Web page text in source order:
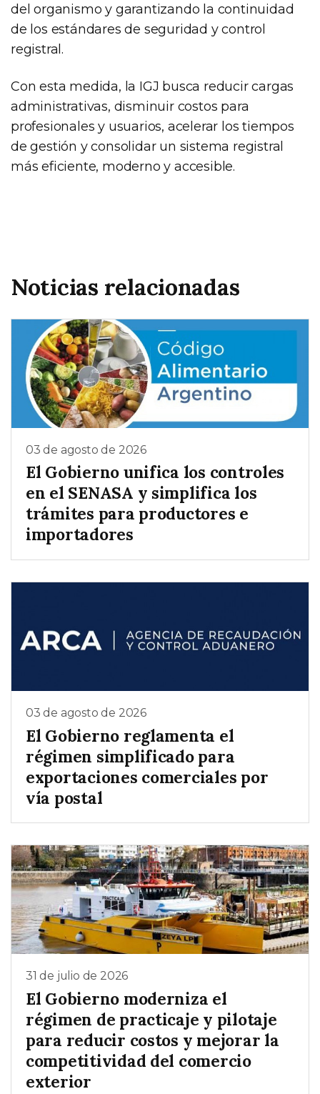
del organismo y garantizando la continuidad
de los estándares de seguridad y control
registral.
Con esta medida, la IGJ busca reducir cargas
administrativas, disminuir costos para
profesionales y usuarios, acelerar los tiempos
de gestión y consolidar un sistema registral
más eficiente, moderno y accesible.
Noticias relacionadas
03 de agosto de 2026
El Gobierno unifica los controles
en el SENASA y simplifica los
trámites para productores e
importadores
03 de agosto de 2026
El Gobierno reglamenta el
régimen simplificado para
exportaciones comerciales por
vía postal
31 de julio de 2026
El Gobierno moderniza el
régimen de practicaje y pilotaje
para reducir costos y mejorar la
competitividad del comercio
exterior